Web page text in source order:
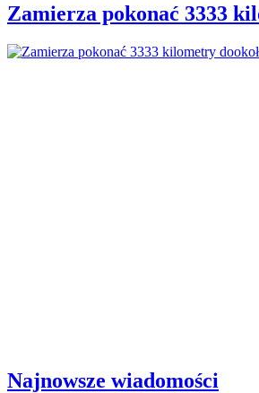
Zamierza pokonać 3333
Najnowsze wiadomości